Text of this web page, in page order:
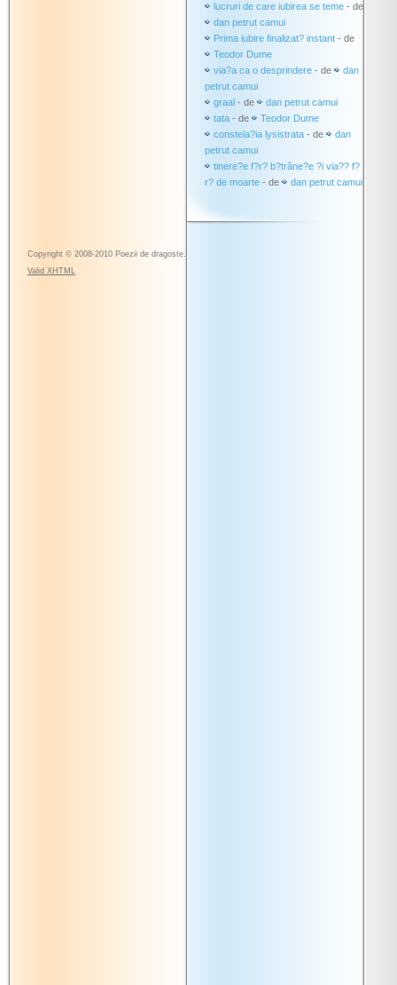
lucruri de care iubirea se teme - de
dan petrut camui
Prima iubire finalizat? instant - de
Teodor Dume
via?a ca o desprindere - de
dan
petrut camui
graal - de
dan petrut camui
tata - de
Teodor Dume
constela?ia lysistrata - de
dan
petrut camui
tinere?e f?r? b?trâne?e ?i via?? f?
r? de moarte - de dan petrut camui
Copyright © 2008-2010 Poezii de dragoste.
Valid XHTML